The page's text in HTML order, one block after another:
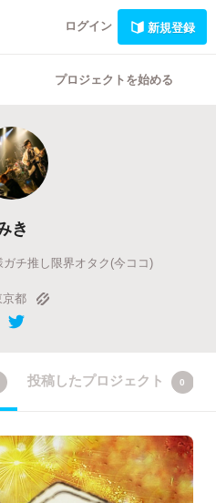
ログイン 新規登録
プロジェクトを始める
き
チ推し限界オタク(今ココ)
都
投稿したプロジェクト 0